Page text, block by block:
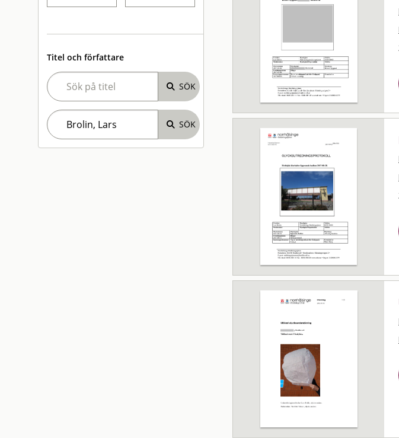
Titel och författare